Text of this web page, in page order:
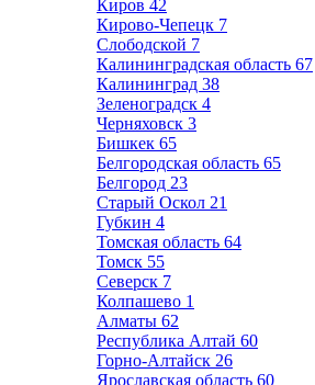
Киров 42
Кирово-Чепецк 7
Слободской 7
Калининградская область 67
Калининград 38
Зеленоградск 4
Черняховск 3
Бишкек 65
Белгородская область 65
Белгород 23
Старый Оскол 21
Губкин 4
Томская область 64
Томск 55
Северск 7
Колпашево 1
Алматы 62
Республика Алтай 60
Горно-Алтайск 26
Ярославская область 60